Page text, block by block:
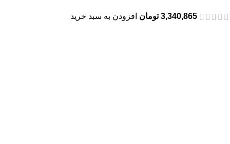
3,340,865 تومان افزودن به سبد خرید